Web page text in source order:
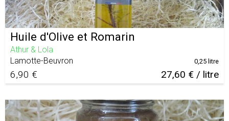
Huile d'Olive et Romarin
Athur & Lola
Lamotte-Beuvron
6,90 € 27,60 € / litre
0,25 litre